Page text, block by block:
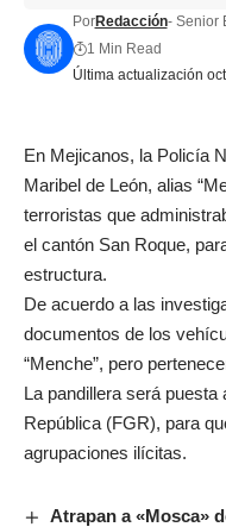
Última actualización
PorRedacción- Senior
1 Min Read
En Mejicanos, la Policía
Maribel de León, alias
terroristas que
el cantón San Roque,
estructura.
De acuerdo a las
documentos de los
“Menche”, pero
La pandillera será
República (FGR), para
agrupaciones ilícitas.
Atrapan a «Mosca»